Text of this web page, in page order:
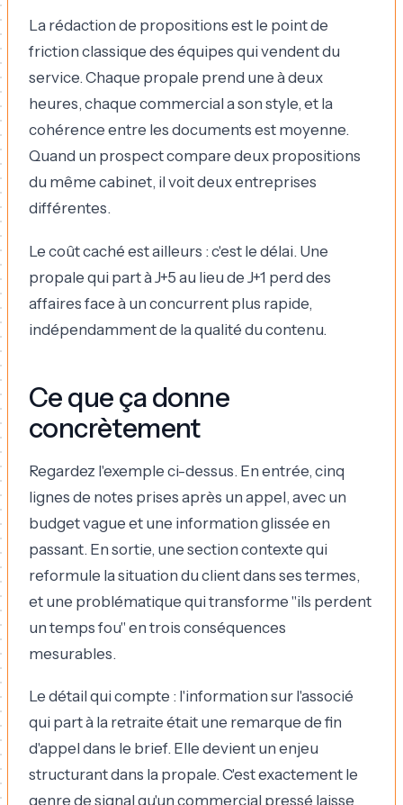
La rédaction de propositions est le point de
friction classique des équipes qui vendent du
service. Chaque propale prend une à deux
heures, chaque commercial a son style, et la
cohérence entre les documents est moyenne.
Quand un prospect compare deux propositions
du même cabinet, il voit deux entreprises
différentes.
Le coût caché est ailleurs : c'est le délai. Une
propale qui part à J+5 au lieu de J+1 perd des
affaires face à un concurrent plus rapide,
indépendamment de la qualité du contenu.
Ce que ça donne
concrètement
Regardez l'exemple ci-dessus. En entrée, cinq
lignes de notes prises après un appel, avec un
budget vague et une information glissée en
passant. En sortie, une section contexte qui
reformule la situation du client dans ses termes,
et une problématique qui transforme "ils perdent
un temps fou" en trois conséquences
mesurables.
Le détail qui compte : l'information sur l'associé
qui part à la retraite était une remarque de fin
d'appel dans le brief. Elle devient un enjeu
structurant dans la propale. C'est exactement le
genre de signal qu'un commercial pressé laisse